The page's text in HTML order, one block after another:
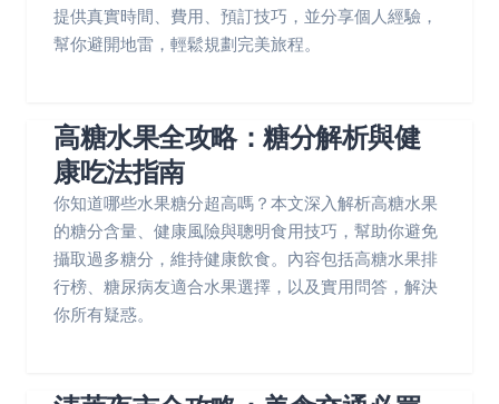
提供真實時間、費用、預訂技巧，並分享個人經驗，
幫你避開地雷，輕鬆規劃完美旅程。
高糖水果全攻略：糖分解析與健
康吃法指南
你知道哪些水果糖分超高嗎？本文深入解析高糖水果
的糖分含量、健康風險與聰明食用技巧，幫助你避免
攝取過多糖分，維持健康飲食。內容包括高糖水果排
行榜、糖尿病友適合水果選擇，以及實用問答，解決
你所有疑惑。